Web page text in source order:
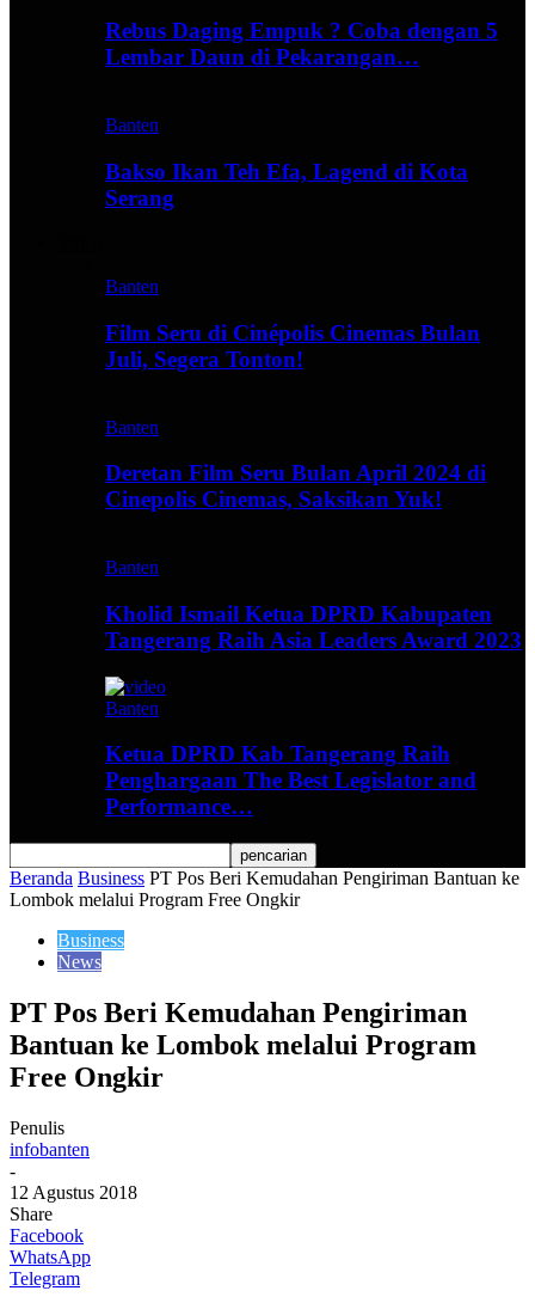
Rebus Daging Empuk ? Coba dengan 5
Lembar Daun di Pekarangan…
Banten
Bakso Ikan Teh Efa, Lagend di Kota
Serang
Banten
Film Seru di Cinépolis Cinemas Bulan
Juli, Segera Tonton!
Banten
Deretan Film Seru Bulan April 2024 di
Cinepolis Cinemas, Saksikan Yuk!
Banten
Kholid Ismail Ketua DPRD Kabupaten
Tangerang Raih Asia Leaders Award 2023
Banten
Ketua DPRD Kab Tangerang Raih
Penghargaan The Best Legislator and
Performance…
Beranda Business PT Pos Beri Kemudahan Pengiriman Bantuan ke
Lombok melalui Program Free Ongkir
Business
News
PT Pos Beri Kemudahan Pengiriman
Bantuan ke Lombok melalui Program
Free Ongkir
Penulis
infobanten
-
12 Agustus 2018
Share
Facebook
WhatsApp
Telegram